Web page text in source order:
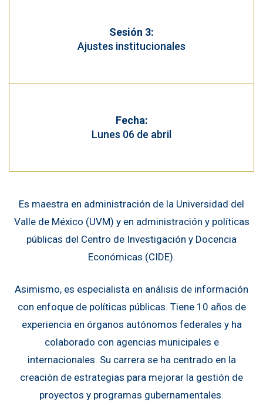
Sesión 3:
Ajustes institucionales
Fecha:
Lunes 06 de abril
Es maestra en administración de la Universidad del
Valle de México (UVM) y en administración y políticas
públicas del Centro de Investigación y Docencia
Económicas (CIDE).
Asimismo, es especialista en análisis de información
con enfoque de políticas públicas. Tiene 10 años de
experiencia en órganos autónomos federales y ha
colaborado con agencias municipales e
internacionales. Su carrera se ha centrado en la
creación de estrategias para mejorar la gestión de
proyectos y programas gubernamentales.